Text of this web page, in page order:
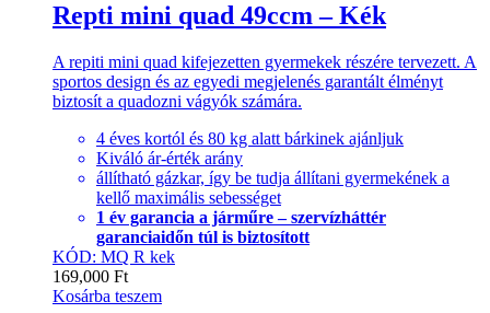
Repti mini quad 49ccm – Kék
A repiti mini quad kifejezetten gyermekek részére tervezett. A
sportos design és az egyedi megjelenés garantált élményt
biztosít a quadozni vágyók számára.
4 éves kortól és 80 kg alatt bárkinek ajánljuk
Kiváló ár-érték arány
állítható gázkar, így be tudja állítani gyermekének a
kellő maximális sebességet
1 év garancia a járműre – szervízháttér
garanciaidőn túl is biztosított
KÓD: MQ R kek
169,000 Ft
Kosárba teszem